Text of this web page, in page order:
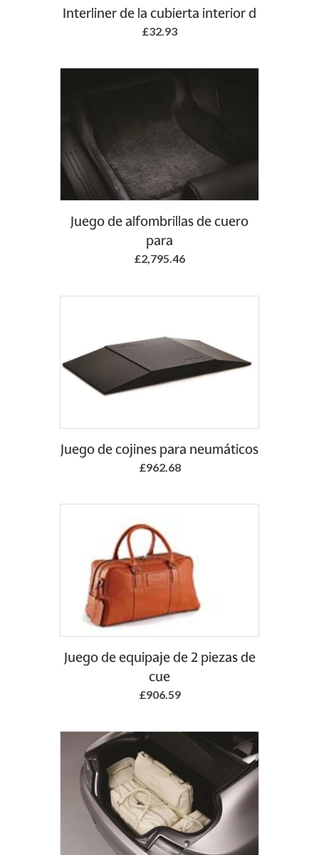
Add to Basket
Interliner de la cubierta interior d
£32.93
Juego de alfombrillas de cuero
para
£2,795.46
Add to Basket
Juego de cojines para neumáticos
£962.68
Add to Basket
Juego de equipaje de 2 piezas de
cue
£906.59